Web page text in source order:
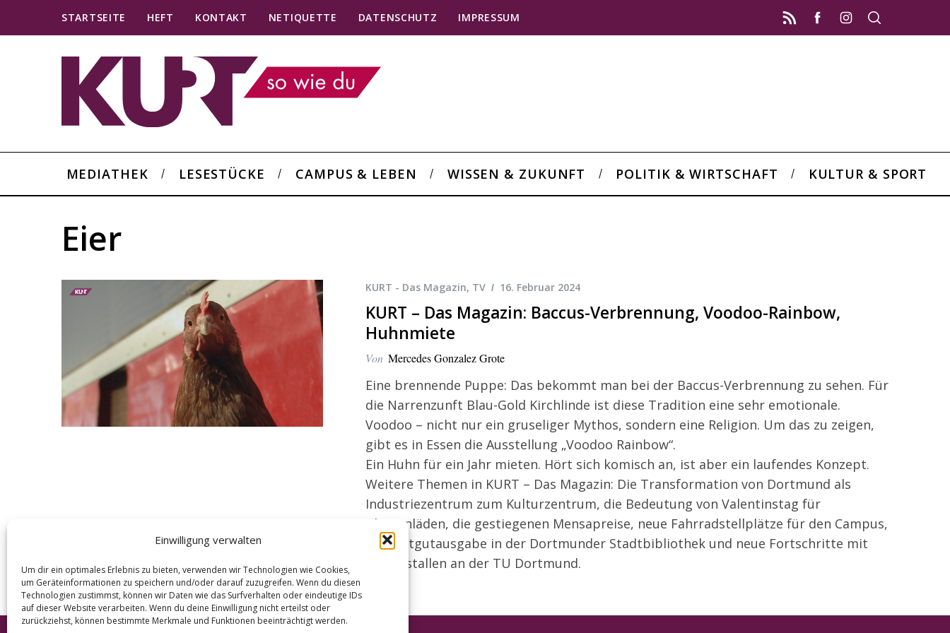
Einwilligung verwalten
Um dir ein optimales Erlebnis zu bieten, verwenden wir Technologien wie Cookies,
um Geräteinformationen zu speichern und/oder darauf zuzugreifen. Wenn du diesen
Technologien zustimmst, können wir Daten wie das Surfverhalten oder eindeutige IDs
auf dieser Website verarbeiten. Wenn du deine Einwilligung nicht erteilst oder
zurückziehst, können bestimmte Merkmale und Funktionen beeinträchtigt werden.
STARTSEITE HEFT KONTAKT NETIQUETTE DATENSCHUTZ IMPRESSUM
MEDIATHEK LESESTÜCKE CAMPUS & LEBEN WISSEN & ZUKUNFT POLITIK & WIRTSCHAFT KULTUR & SPORT
Eier
KURT - Das Magazin, TV 16. Februar 2024
KURT – Das Magazin: Baccus-Verbrennung, Voodoo-Rainbow,
Huhnmiete
Von Mercedes Gonzalez Grote
Eine brennende Puppe: Das bekommt man bei der Baccus-Verbrennung zu sehen. Für
die Narrenzunft Blau-Gold Kirchlinde ist diese Tradition eine sehr emotionale.
Voodoo – nicht nur ein gruseliger Mythos, sondern eine Religion. Um das zu zeigen,
gibt es in Essen die Ausstellung „Voodoo Rainbow“.
Ein Huhn für ein Jahr mieten. Hört sich komisch an, ist aber ein laufendes Konzept.
Weitere Themen in KURT – Das Magazin: Die Transformation von Dortmund als
Industriezentrum zum Kulturzentrum, die Bedeutung von Valentinstag für
Blumenläden, die gestiegenen Mensapreise, neue Fahrradstellplätze für den Campus,
die Saatgutausgabe in der Dortmunder Stadtbibliothek und neue Fortschritte mit
Zeitkristallen an der TU Dortmund.
e
a
r
c
h